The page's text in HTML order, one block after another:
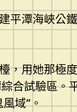
平潭海峽公
，用她那極
合試驗區。
域”。